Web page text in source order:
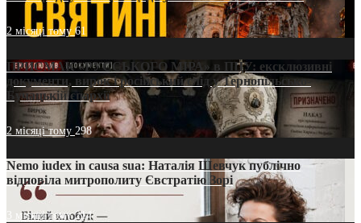
2 місяці тому61
ПРИСМАК «РУССЬКОГО МІРА» в ПЦУ: ексклюзивні
документи, вирок і російський слід у Тернопільсько-
Бучацькій єпархії
2 місяці тому 298
Nemo iudex in causa sua: Наталія Шевчук публічно
відповіла митрополиту Євстратію Зорі
3 місяці тому214